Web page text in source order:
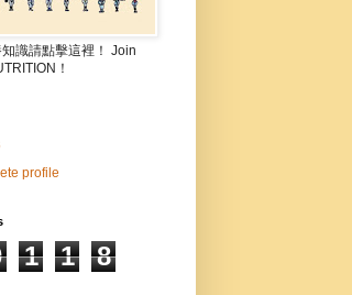
識請點擊這裡！ Join
！
profile
1 1 8